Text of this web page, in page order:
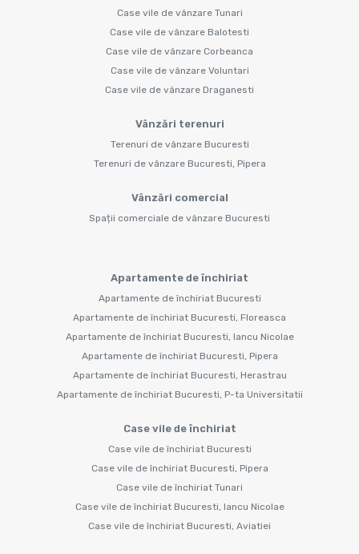
Case vile de vânzare Tunari
Case vile de vânzare Balotesti
Case vile de vânzare Corbeanca
Case vile de vânzare Voluntari
Case vile de vânzare Draganesti
Vânzări terenuri
Terenuri de vânzare Bucuresti
Terenuri de vânzare Bucuresti, Pipera
Vânzări comercial
Spații comerciale de vânzare Bucuresti
Apartamente de închiriat
Apartamente de închiriat Bucuresti
Apartamente de închiriat Bucuresti, Floreasca
Apartamente de închiriat Bucuresti, Iancu Nicolae
Apartamente de închiriat Bucuresti, Pipera
Apartamente de închiriat Bucuresti, Herastrau
Apartamente de închiriat Bucuresti, P-ta Universitatii
Case vile de închiriat
Case vile de închiriat Bucuresti
Case vile de închiriat Bucuresti, Pipera
Case vile de închiriat Tunari
Case vile de închiriat Bucuresti, Iancu Nicolae
Case vile de închiriat Bucuresti, Aviatiei